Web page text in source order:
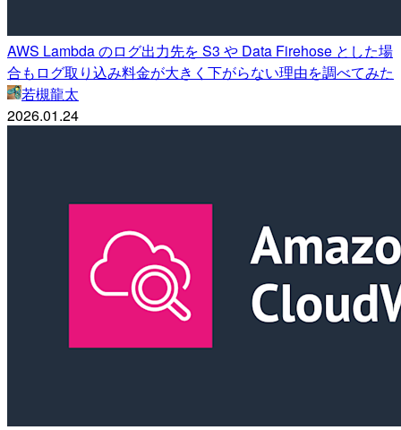
AWS Lambda のログ出力先を S3 や Data Firehose とした場
合もログ取り込み料金が大きく下がらない理由を調べてみた
若槻龍太
2026.01.24